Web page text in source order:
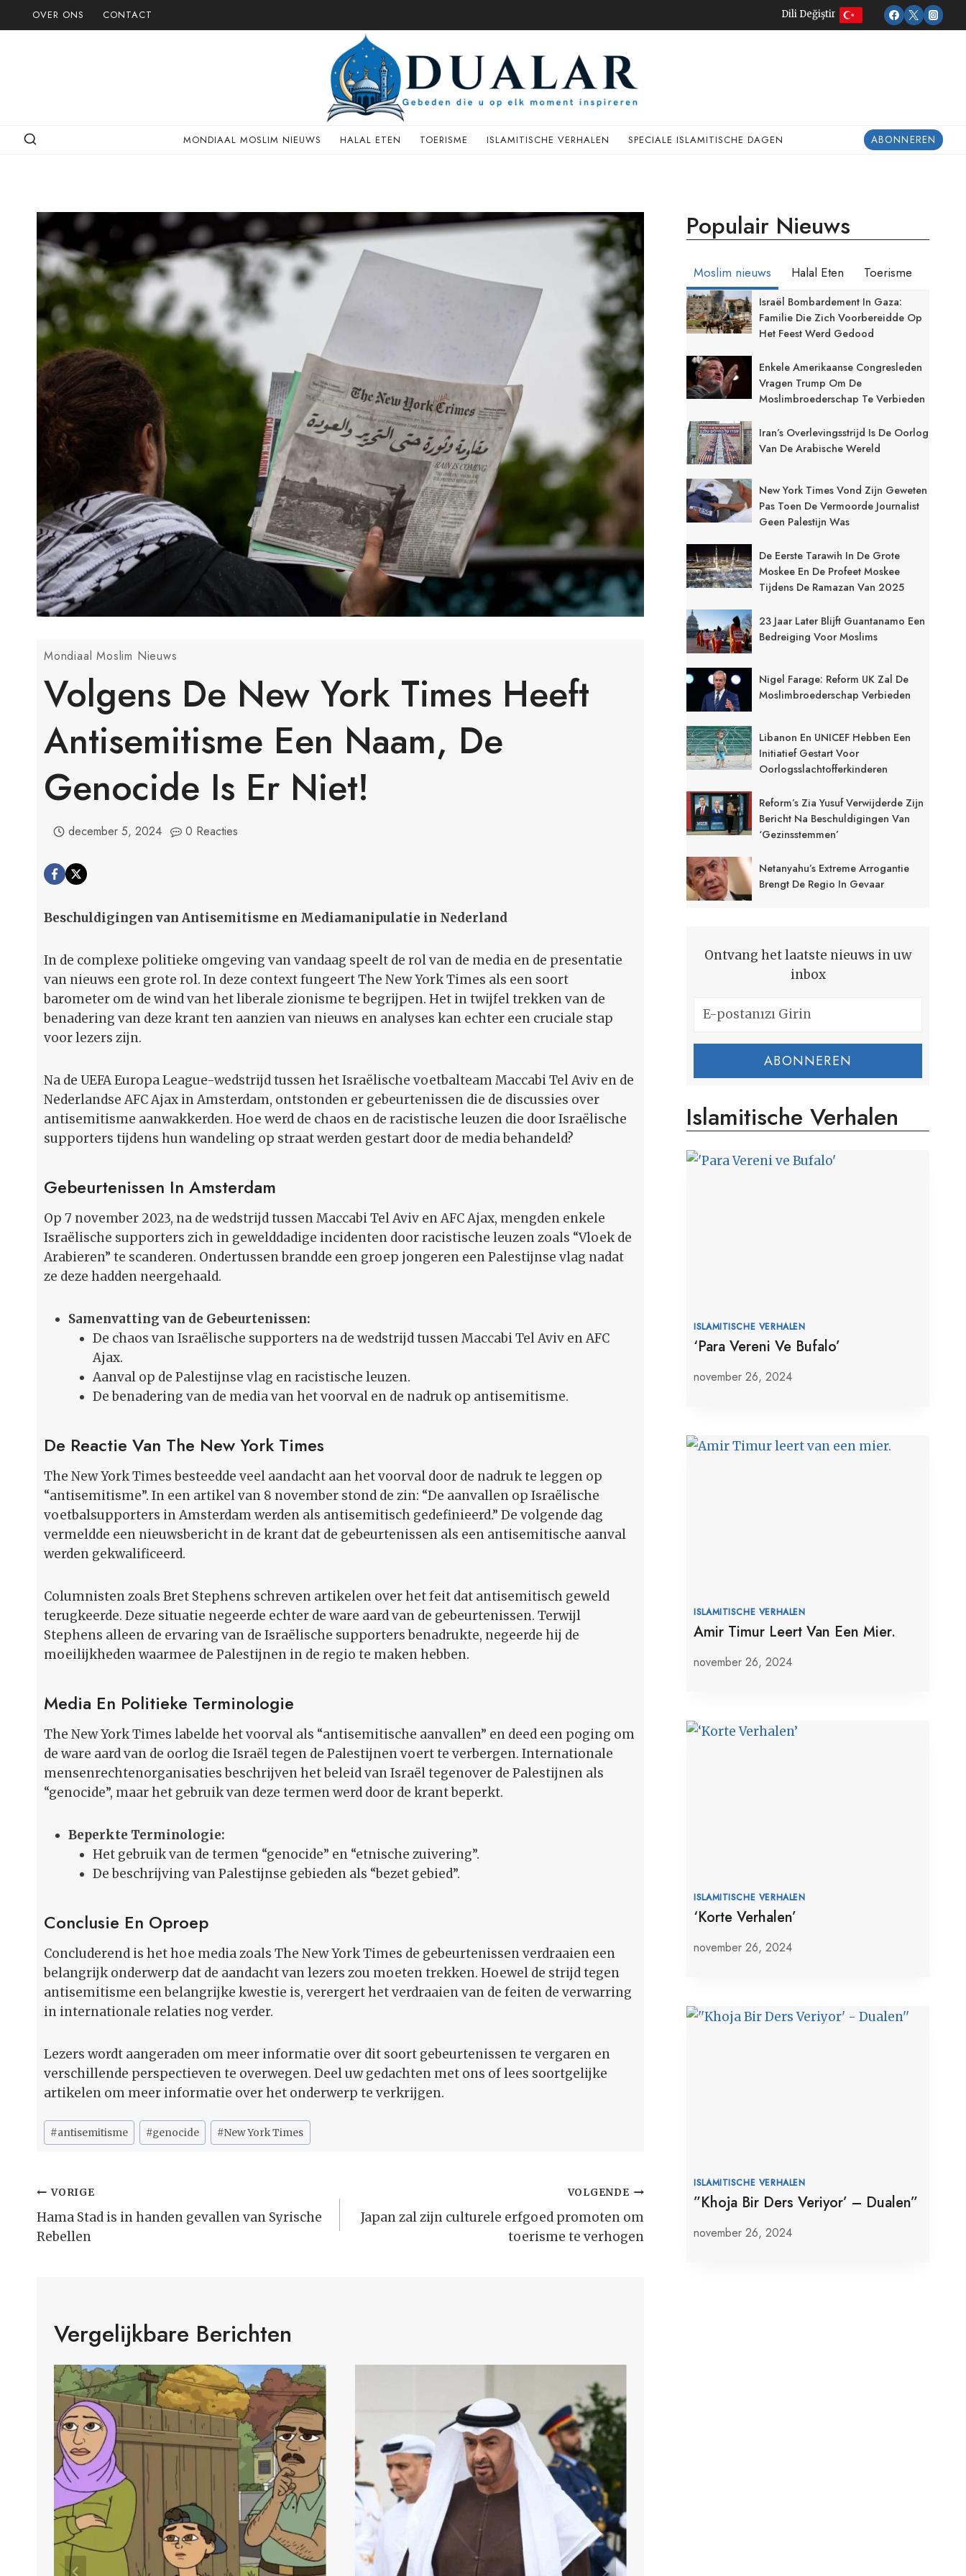
Doorgaan
naar
OVER ONS CONTACT Dili Değiştir
MONDIAAL MOSLIM NIEUWS HALAL ETEN TOERISME ISLAMITISCHE VERHALEN SPECIALE ISLAMITISCHE DAGEN ABONNEREN
Mondiaal Moslim Nieuws
Volgens De New York Times Heeft
Antisemitisme Een Naam, De
Genocide Is Er Niet!
december 5, 2024 0 Reacties
Beschuldigingen van Antisemitisme en Mediamanipulatie in Nederland
In de complexe politieke omgeving van vandaag speelt de rol van de media en de presentatie
van nieuws een grote rol. In deze context fungeert The New York Times als een soort
barometer om de wind van het liberale zionisme te begrijpen. Het in twijfel trekken van de
benadering van deze krant ten aanzien van nieuws en analyses kan echter een cruciale stap
voor lezers zijn.
Na de UEFA Europa League-wedstrijd tussen het Israëlische voetbalteam Maccabi Tel Aviv en de
Nederlandse AFC Ajax in Amsterdam, ontstonden er gebeurtenissen die de discussies over
antisemitisme aanwakkerden. Hoe werd de chaos en de racistische leuzen die door Israëlische
supporters tijdens hun wandeling op straat werden gestart door de media behandeld?
Gebeurtenissen In Amsterdam
Op 7 november 2023, na de wedstrijd tussen Maccabi Tel Aviv en AFC Ajax, mengden enkele
Israëlische supporters zich in gewelddadige incidenten door racistische leuzen zoals “Vloek de
Arabieren” te scanderen. Ondertussen brandde een groep jongeren een Palestijnse vlag nadat
ze deze hadden neergehaald.
Samenvatting van de Gebeurtenissen:
De chaos van Israëlische supporters na de wedstrijd tussen Maccabi Tel Aviv en AFC
Ajax.
Aanval op de Palestijnse vlag en racistische leuzen.
De benadering van de media van het voorval en de nadruk op antisemitisme.
De Reactie Van The New York Times
The New York Times besteedde veel aandacht aan het voorval door de nadruk te leggen op
“antisemitisme”. In een artikel van 8 november stond de zin: “De aanvallen op Israëlische
voetbalsupporters in Amsterdam werden als antisemitisch gedefinieerd.” De volgende dag
vermeldde een nieuwsbericht in de krant dat de gebeurtenissen als een antisemitische aanval
werden gekwalificeerd.
Columnisten zoals Bret Stephens schreven artikelen over het feit dat antisemitisch geweld
terugkeerde. Deze situatie negeerde echter de ware aard van de gebeurtenissen. Terwijl
Stephens alleen de ervaring van de Israëlische supporters benadrukte, negeerde hij de
moeilijkheden waarmee de Palestijnen in de regio te maken hebben.
Media En Politieke Terminologie
The New York Times labelde het voorval als “antisemitische aanvallen” en deed een poging om
de ware aard van de oorlog die Israël tegen de Palestijnen voert te verbergen. Internationale
mensenrechtenorganisaties beschrijven het beleid van Israël tegenover de Palestijnen als
“genocide”, maar het gebruik van deze termen werd door de krant beperkt.
Beperkte Terminologie:
Het gebruik van de termen “genocide” en “etnische zuivering”.
De beschrijving van Palestijnse gebieden als “bezet gebied”.
Conclusie En Oproep
Concluderend is het hoe media zoals The New York Times de gebeurtenissen verdraaien een
belangrijk onderwerp dat de aandacht van lezers zou moeten trekken. Hoewel de strijd tegen
antisemitisme een belangrijke kwestie is, verergert het verdraaien van de feiten de verwarring
in internationale relaties nog verder.
Lezers wordt aangeraden om meer informatie over dit soort gebeurtenissen te vergaren en
verschillende perspectieven te overwegen. Deel uw gedachten met ons of lees soortgelijke
artikelen om meer informatie over het onderwerp te verkrijgen.
Bericht
tags:
#antisemitisme #genocide #New York Times
Bericht
Navigatie
VORIGE
Hama Stad is in handen gevallen van Syrische
Rebellen
VOLGENDE
Japan zal zijn culturele erfgoed promoten om
toerisme te verhogen
Vergelijkbare Berichten
Populair Nieuws
Moslim nieuws Halal Eten Toerisme
Israël Bombardement In Gaza:
Familie Die Zich Voorbereidde Op
Het Feest Werd Gedood
Enkele Amerikaanse Congresleden
Vragen Trump Om De
Moslimbroederschap Te Verbieden
Iran’s Overlevingsstrijd Is De Oorlog
Van De Arabische Wereld
New York Times Vond Zijn Geweten
Pas Toen De Vermoorde Journalist
Geen Palestijn Was
De Eerste Tarawih In De Grote
Moskee En De Profeet Moskee
Tijdens De Ramazan Van 2025
23 Jaar Later Blijft Guantanamo Een
Bedreiging Voor Moslims
Nigel Farage: Reform UK Zal De
Moslimbroederschap Verbieden
Libanon En UNICEF Hebben Een
Initiatief Gestart Voor
Oorlogsslachtofferkinderen
Reform’s Zia Yusuf Verwijderde Zijn
Bericht Na Beschuldigingen Van
‘gezinsstemmen’
Netanyahu’s Extreme Arrogantie
Brengt De Regio In Gevaar
Ontvang het laatste nieuws in uw
inbox
ABONNEREN
Islamitische Verhalen
ISLAMITISCHE VERHALEN
‘Para Vereni Ve Bufalo’
november 26, 2024
ISLAMITISCHE VERHALEN
Amir Timur Leert Van Een Mier.
november 26, 2024
ISLAMITISCHE VERHALEN
‘Korte Verhalen’
november 26, 2024
ISLAMITISCHE VERHALEN
”Khoja Bir Ders Veriyor’ – Dualen”
november 26, 2024